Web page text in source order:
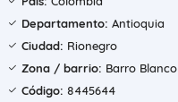
Departamento: Antioquia
Ciudad: Rionegro
Zona / barrio: Barro Blanco
Código: 8445644